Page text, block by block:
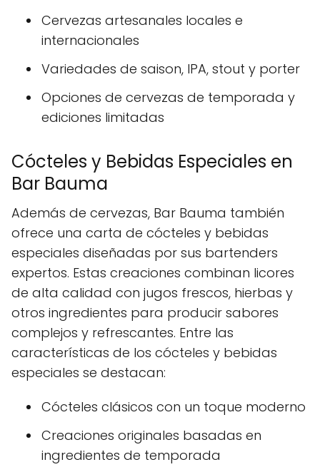
Cervezas artesanales locales e
internacionales
Variedades de saison, IPA, stout y porter
Opciones de cervezas de temporada y
ediciones limitadas
Cócteles y Bebidas Especiales en
Bar Bauma
Además de cervezas, Bar Bauma también
ofrece una carta de cócteles y bebidas
especiales diseñadas por sus bartenders
expertos. Estas creaciones combinan licores
de alta calidad con jugos frescos, hierbas y
otros ingredientes para producir sabores
complejos y refrescantes. Entre las
características de los cócteles y bebidas
especiales se destacan:
Cócteles clásicos con un toque moderno
Creaciones originales basadas en
ingredientes de temporada